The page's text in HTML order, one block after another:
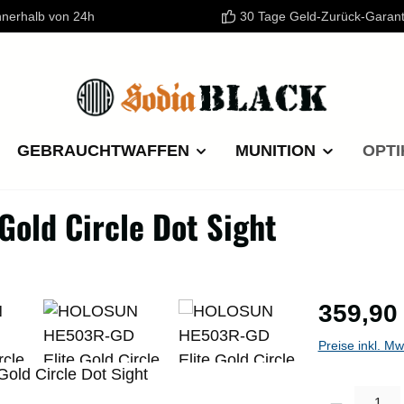
von 24h 30 Tage Geld-Zurück-
GEBRAUCHTWAFFEN MUNITION
Circle Dot Sight
Regulärer
359,90
Preise inkl.